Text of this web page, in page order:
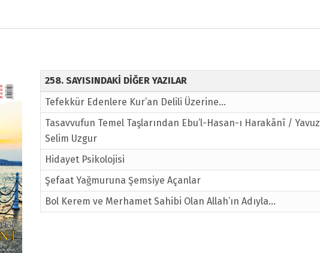
258. SAYISINDAKİ DİĞER YAZILAR
Tefekkür Edenlere Kur’an Delili Üzerine…
Tasavvufun Temel Taşlarından Ebu’l-Hasan-ı Harakânî / Yavuz
Selim Uzgur
Hidayet Psikolojisi
Şefaat Yağmuruna Şemsiye Açanlar
Bol Kerem ve Merhamet Sahibi Olan Allah’ın Adıyla…